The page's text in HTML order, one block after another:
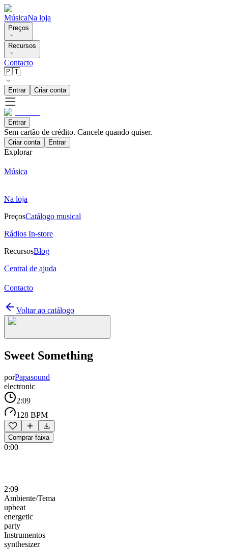
MúsicaNa loja
Preços
Recursos
Contacto
🇵🇹
Entrar Criar conta
Entrar
Sem cartão de crédito. Cancele quando quiser.
Criar conta Entrar
Explorar
Música
Na loja
PreçosCatálogo musical
Rádios In-store
RecursosBlog
Central de ajuda
Contacto
Voltar ao catálogo
Sweet Something
porPapasound
electronic
2:09
128 BPM
Comprar faixa
0:00
2:09
Ambiente/Tema
upbeat
energetic
party
Instrumentos
synthesizer